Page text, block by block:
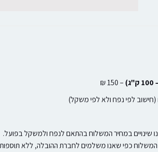
– 150 ₪
שינויים במחיר המשלוח בהתאם לנפח ולמשקל בפועל.
המשלוח כפי שאנו משלמים לחברת ההובלה, ללא